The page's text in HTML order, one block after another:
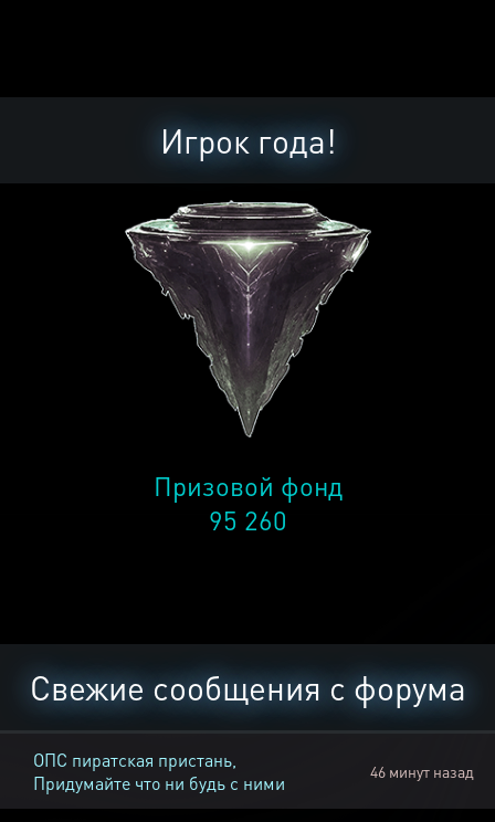
Игрок года!
Призовой фонд
95 260
Свежие сообщения с форума
ОПС пиратская пристань,
Придумайте что ни будь с ними
46 минут назад